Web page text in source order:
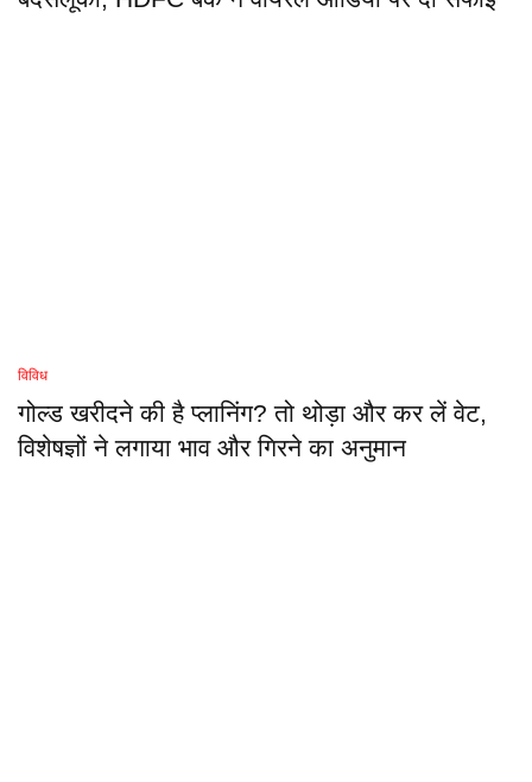
विविध
गोल्ड खरीदने की है प्लानिंग? तो थोड़ा और कर लें वेट,
विशेषज्ञों ने लगाया भाव और गिरने का अनुमान